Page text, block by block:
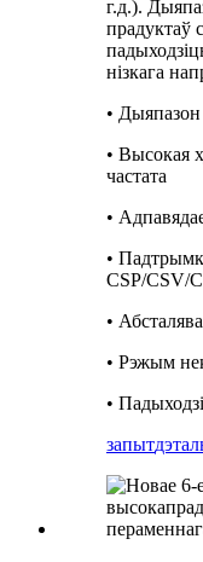
г.д.).
прадуктаў
нізкага
•
• Высокая
частата
•
•
CSP/CSV/
•
• Рэжым
•
запыт